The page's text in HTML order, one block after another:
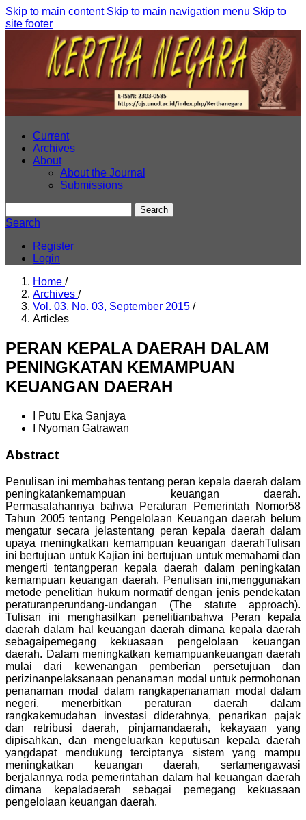
Skip to main content Skip to main navigation menu Skip to
site footer
Current
Archives
About
About the Journal
Submissions
Search
Search
Register
Login
Home /
Archives /
Vol. 03, No. 03, September 2015 /
Articles
PERAN KEPALA DAERAH DALAM
PENINGKATAN KEMAMPUAN
KEUANGAN DAERAH
I Putu Eka Sanjaya
I Nyoman Gatrawan
Abstract
Penulisan ini membahas tentang peran kepala daerah dalam
peningkatankemampuan keuangan daerah.
Permasalahannya bahwa Peraturan Pemerintah Nomor58
Tahun 2005 tentang Pengelolaan Keuangan daerah belum
mengatur secara jelastentang peran kepala daerah dalam
upaya meningkatkan kemampuan keuangan daerahTulisan
ini bertujuan untuk Kajian ini bertujuan untuk memahami dan
mengerti tentangperan kepala daerah dalam peningkatan
kemampuan keuangan daerah. Penulisan ini,menggunakan
metode penelitian hukum normatif dengan jenis pendekatan
peraturanperundang-undangan (The statute approach).
Tulisan ini menghasilkan penelitianbahwa Peran kepala
daerah dalam hal keuangan daerah dimana kepala daerah
sebagaipemegang kekuasaan pengelolaan keuangan
daerah. Dalam meningkatkan kemampuankeuangan daerah
mulai dari kewenangan pemberian persetujuan dan
perizinanpelaksanaan penanaman modal untuk permohonan
penanaman modal dalam rangkapenanaman modal dalam
negeri, menerbitkan peraturan daerah dalam
rangkakemudahan investasi diderahnya, penarikan pajak
dan retribusi daerah, pinjamandaerah, kekayaan yang
dipisahkan, dan mengeluarkan keputusan kepala daerah
yangdapat mendukung terciptanya sistem yang mampu
meningkatkan keuangan daerah, sertamengawasi
berjalannya roda pemerintahan dalam hal keuangan daerah
dimana kepaladaerah sebagai pemegang kekuasaan
pengelolaan keuangan daerah.